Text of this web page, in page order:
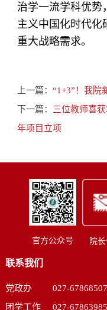
治学一流学科优势
主义中国化时代化
重大战略需求。
上一篇： “1+3”！我院
下一篇： 三位教师喜
年项目立项
官方公众号 院
联系我们
党政办 027-67868507
团学工作
027-67863985